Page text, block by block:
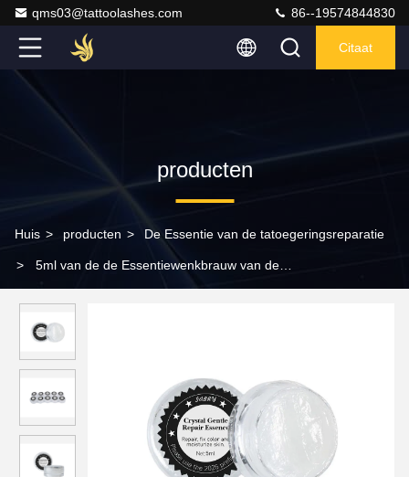
qms03@tattoolashes.com 86--19574844830
Citaat
producten
Huis > producten > De Essentie van de tatoegeringsreparatie
> 5ml van de de Essentiewenkbrauw van de
Room van de de Zalfnazorg